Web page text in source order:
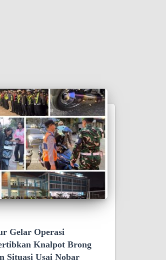
Gelar Operasi
Knalpot Brong
Situasi Usai Nobar